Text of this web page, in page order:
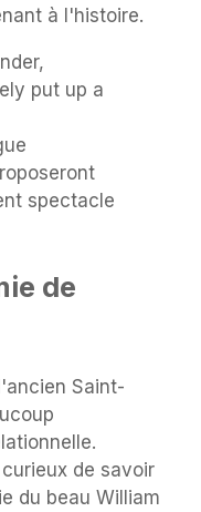
à l'histoire.
spectacle
de
Saint-
de savoir
du beau William